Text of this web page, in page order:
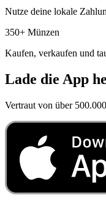
Nutze deine lokale
350+ Münzen
Kaufen, verkaufen und
Lade die App
Vertraut von über